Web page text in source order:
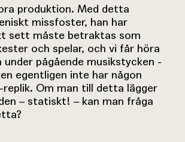
produktion. Med detta
missfoster, han har
sett måste betraktas som
och spelar, och vi får höra
pågående musikstycken -
egentligen inte har någon
Om man till detta lägger
– statiskt! – kan man fråga